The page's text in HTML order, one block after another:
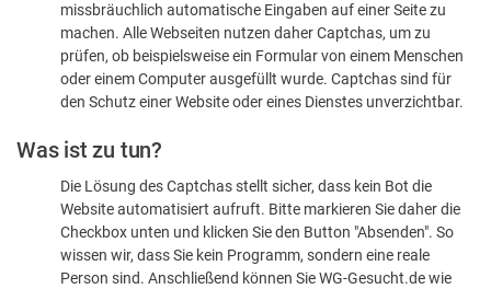
dass
sind
missbräuchlich automatische Eingaben auf einer Seite zu
machen. Alle Webseiten nutzen daher Captchas, um zu
prüfen, ob beispielsweise ein Formular von einem Menschen
oder einem Computer ausgefüllt wurde. Captchas sind für
den Schutz einer Website oder eines Dienstes unverzichtbar.
Was ist zu tun?
Die Lösung des Captchas stellt sicher, dass kein Bot die
Website automatisiert aufruft. Bitte markieren Sie daher die
Checkbox unten und klicken Sie den Button "Absenden". So
wissen wir, dass Sie kein Programm, sondern eine reale
Person sind. Anschließend können Sie WG-Gesucht.de wie